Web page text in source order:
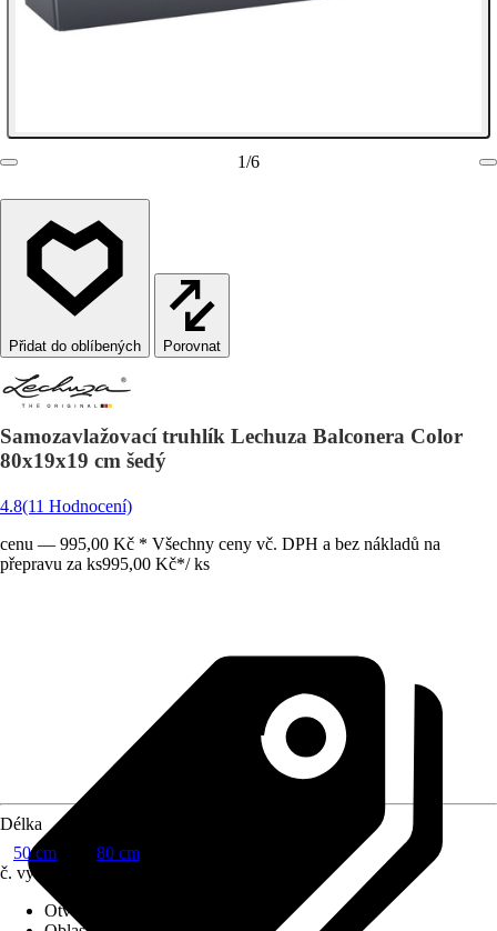
1/6
Porovnat
Samozavlažovací truhlík Lechuza Balconera Color
80x19x19 cm šedý
4.8(11 Hodnocení)
cenu — 995,00 Kč * Všechny ceny vč. DPH a bez nákladů na
přepravu za ks995,00 Kč*/ ks
Délka
50 cm
80 cm
č. výrobku
Otvor ve dnu